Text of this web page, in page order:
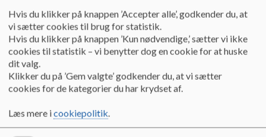
o
Kontingent
Kontingent til støtteforeningen
Ønsker du at støtte Lem st. Skoles støtteforening, kan det
gøres ved at indbetale:
Eller
Hvis du klikker på knappen ’Accepter alle’, godkender du, at
vi sætter cookies til brug for statistik.
Hvis du klikker på knappen ’Kun nødvendige,’ sætter vi ikke
cookies til statistik – vi benytter dog en cookie for at huske
dit valg.
Klikker du på ’Gem valgte’ godkender du, at vi sætter
cookies for de kategorier du har krydset af.
Læs mere icookiepolitik.